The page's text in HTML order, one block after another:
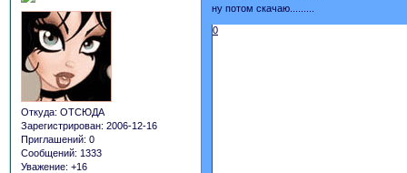
Откуда: ОТСЮДА
Зарегистрирован: 2006-12-16
Приглашений: 0
Сообщений: 1333
Уважение: +16
ну потом скачаю.........
0